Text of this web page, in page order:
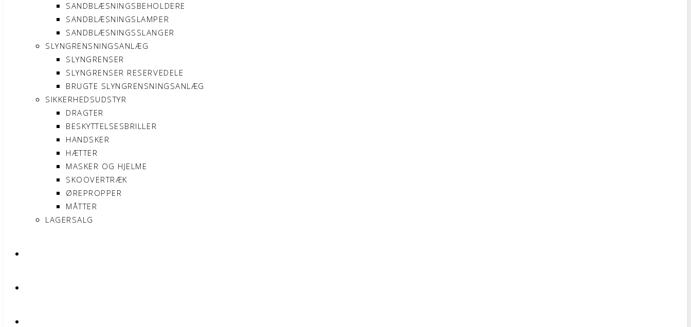
SANDBLÆSNINGSBEHOLDERE
SANDBLÆSNINGSLAMPER
SANDBLÆSNINGSSLANGER
SLYNGRENSNINGSANLÆG
SLYNGRENSER
SLYNGRENSER RESERVEDELE
BRUGTE SLYNGRENSNINGSANLÆG
SIKKERHEDSUDSTYR
DRAGTER
BESKYTTELSESBRILLER
HANDSKER
HÆTTER
MASKER OG HJELME
SKOOVERTRÆK
ØREPROPPER
MÅTTER
LAGERSALG